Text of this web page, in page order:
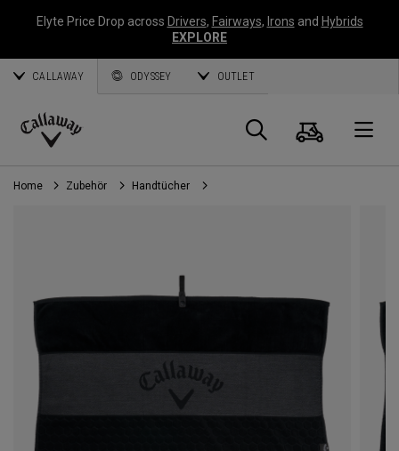
Elyte Price Drop across Drivers, Fairways, Irons and Hybrids
EXPLORE
CALLAWAY ODYSSEY OUTLET
Callaway
Golf
Suche
Home Zubehör Handtücher